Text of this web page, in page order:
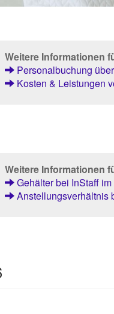
Weitere Informationen
Personalbuchung
Kosten & Leistungen
Weitere Informationen
Gehälter bei InStaff
Anstellungsverhältnis